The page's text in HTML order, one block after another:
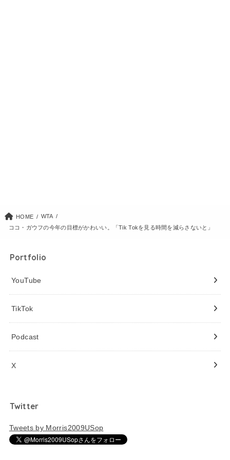
HOME
WTA
ココ・ガウフの今年の目標がかわいい。「Tik Tokを見る時間を減らさないと」
Portfolio
YouTube
TikTok
Podcast
X
Twitter
Tweets by Morris2009USop